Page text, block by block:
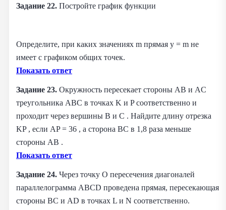
Задание 22. Постройте график функции
Определите, при каких значениях m прямая y = m не
имеет с графиком общих точек.
Показать ответ
Задание 23. Окружность пересекает стороны AB и AC
треугольника ABC в точках K и P соответственно и
проходит через вершины B и C . Найдите длину отрезка
KP , если AP = 36 , а сторона BC в 1,8 раза меньше
стороны AB .
Показать ответ
Задание 24. Через точку O пересечения диагоналей
параллелограмма ABCD проведена прямая, пересекающая
стороны BC и AD в точках L и N соответственно.